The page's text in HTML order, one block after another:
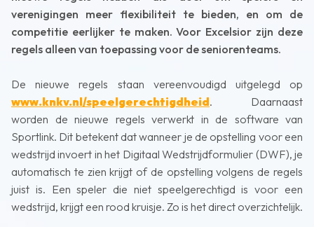
verenigingen meer flexibiliteit te bieden, en om de
competitie eerlijker te maken. Voor Excelsior zijn deze
regels alleen van toepassing voor de seniorenteams.
De nieuwe regels staan vereenvoudigd uitgelegd op
www.knkv.nl/speelgerechtigdheid. Daarnaast
worden de nieuwe regels verwerkt in de software van
Sportlink. Dit betekent dat wanneer je de opstelling voor een
wedstrijd invoert in het Digitaal Wedstrijdformulier (DWF), je
automatisch te zien krijgt of de opstelling volgens de regels
juist is. Een speler die niet speelgerechtigd is voor een
wedstrijd, krijgt een rood kruisje. Zo is het direct overzichtelijk.